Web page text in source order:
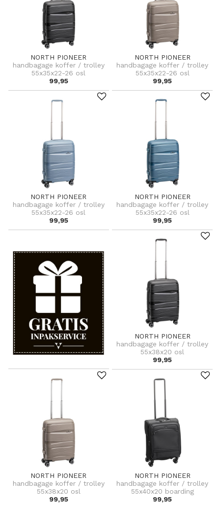
NORTH PIONEER
handbagage koffer / trolley
55x35x22-26 osl
99,95
NORTH PIONEER
handbagage koffer / trolley
55x35x22-26 osl
99,95
NORTH PIONEER
handbagage koffer / trolley
55x35x22-26 osl
99,95
NORTH PIONEER
handbagage koffer / trolley
55x35x22-26 osl
99,95
NORTH PIONEER
handbagage koffer / trolley
55x38x20 osl
99,95
NORTH PIONEER
handbagage koffer / trolley
55x38x20 osl
99,95
NORTH PIONEER
handbagage koffer / trolley
55x40x20 boarding
99,95